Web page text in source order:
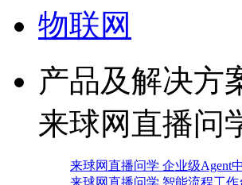
物联网
产品及解决方
来球网直播问
来球网直播问学 企业级Agent
来球网直播问学 智能流程工作